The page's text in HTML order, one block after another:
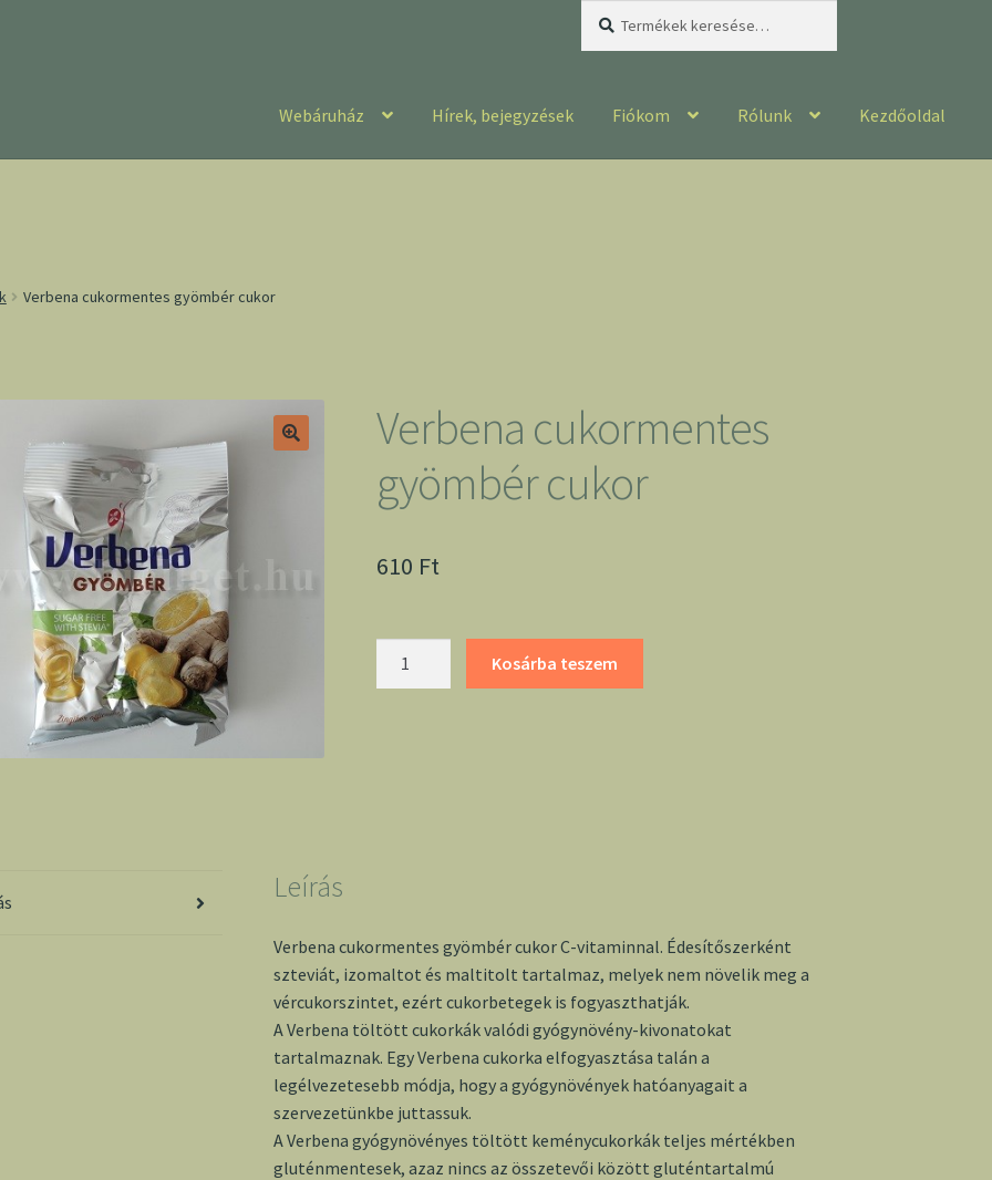
Webáruház Hírek, bejegyzések Fiókom Rólunk Kezdőoldal
Verbena cukormentes gyömbér cukor
Verbena cukormentes
gyömbér cukor
610 Ft
Kosárba teszem
Leírás
Verbena cukormentes gyömbér cukor C-vitaminnal. Édesítőszerként
szteviát, izomaltot és maltitolt tartalmaz, melyek nem növelik meg a
vércukorszintet, ezért cukorbetegek is fogyaszthatják.
A Verbena töltött cukorkák valódi gyógynövény-kivonatokat
tartalmaznak. Egy Verbena cukorka elfogyasztása talán a
legélvezetesebb módja, hogy a gyógynövények hatóanyagait a
szervezetünkbe juttassuk.
A Verbena gyógynövényes töltött keménycukorkák teljes mértékben
gluténmentesek, azaz nincs az összetevői között gluténtartalmú